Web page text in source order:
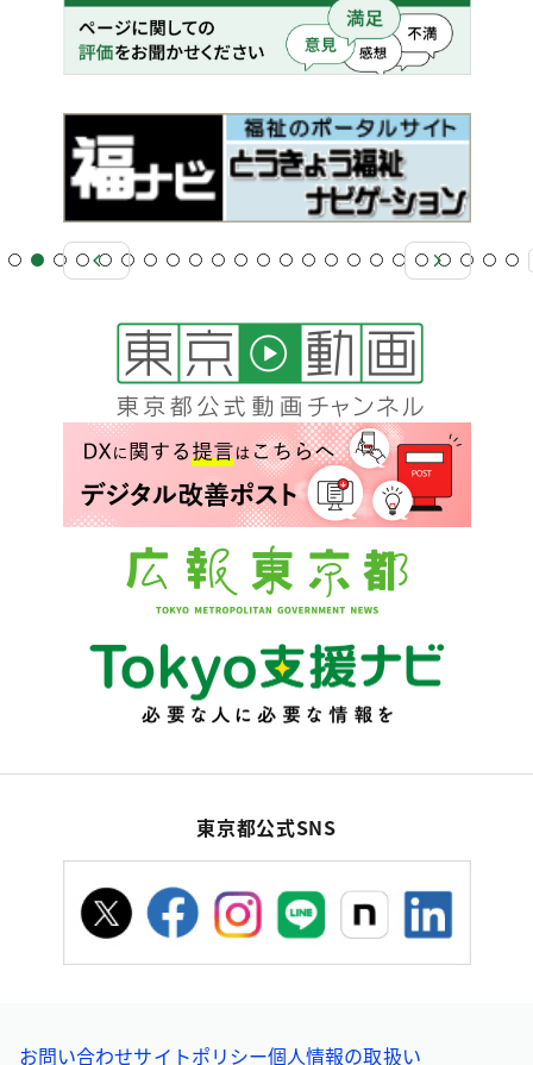
東京都公式SNS
お問い合わせサイトポリシー個人情報の取扱い